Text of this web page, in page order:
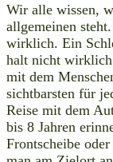
Wir alle wissen,
allgemeinen
wirklich. Ein
halt nicht
mit dem
sichtbarsten für
Reise mit dem
bis 8 Jahren
Frontscheibe